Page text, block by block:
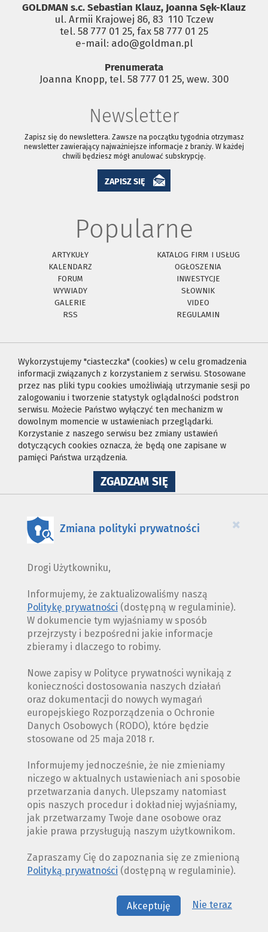
GOLDMAN s.c. Sebastian Klauz, Joanna Sęk-Klauz
ul. Armii Krajowej 86, 83 ­ 110 Tczew
tel. 58 777 01 25, fax 58 777 01 25
e-mail: ado@goldman.pl
Prenumerata
Joanna Knopp, tel. 58 777 01 25, wew. 300
Newsletter
Zapisz się do newslettera. Zawsze na początku tygodnia otrzymasz
newsletter zawierający najważniejsze informacje z branży. W każdej
chwili będziesz mógł anulować subskrypcję.
ZAPISZ SIĘ
Popularne
ARTYKUŁY
KATALOG FIRM I USŁUG
KALENDARZ
OGŁOSZENIA
FORUM
INWESTYCJE
WYWIADY
SŁOWNIK
GALERIE
VIDEO
RSS
REGULAMIN
Wykorzystujemy "ciasteczka" (cookies) w celu gromadzenia
informacji związanych z korzystaniem z serwisu. Stosowane
przez nas pliki typu cookies umożliwiają utrzymanie sesji po
zalogowaniu i tworzenie statystyk oglądalności podstron
serwisu. Możecie Państwo wyłączyć ten mechanizm w
dowolnym momencie w ustawieniach przeglądarki.
Korzystanie z naszego serwisu bez zmiany ustawień
dotyczących cookies oznacza, że będą one zapisane w
pamięci Państwa urządzenia.
ZGADZAM SIĘNA
WYKORZYSTANIE
×
Zmiana polityki prywatności
Drogi Użytkowniku,
Informujemy, że zaktualizowaliśmy naszą
Politykę prywatności (dostępną w regulaminie).
W dokumencie tym wyjaśniamy w sposób
przejrzysty i bezpośredni jakie informacje
zbieramy i dlaczego to robimy.
Nowe zapisy w Polityce prywatności wynikają z
konieczności dostosowania naszych działań
oraz dokumentacji do nowych wymagań
europejskiego Rozporządzenia o Ochronie
Danych Osobowych (RODO), które będzie
stosowane od 25 maja 2018 r.
Informujemy jednocześnie, że nie zmieniamy
niczego w aktualnych ustawieniach ani sposobie
przetwarzania danych. Ulepszamy natomiast
opis naszych procedur i dokładniej wyjaśniamy,
jak przetwarzamy Twoje dane osobowe oraz
jakie prawa przysługują naszym użytkownikom.
Zapraszamy Cię do zapoznania się ze zmienioną
Polityką prywatności (dostępną w regulaminie).
Akceptuję Nie teraz